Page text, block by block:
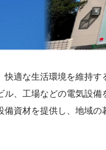
適な生活環境を維持
、工場などの電気設
資材を提供し、地域